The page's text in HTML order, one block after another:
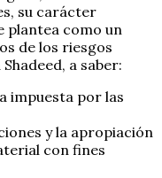
su carácter
plantea como un
de los riesgos
a saber:
impuesta por las
y la apropiación
con fines